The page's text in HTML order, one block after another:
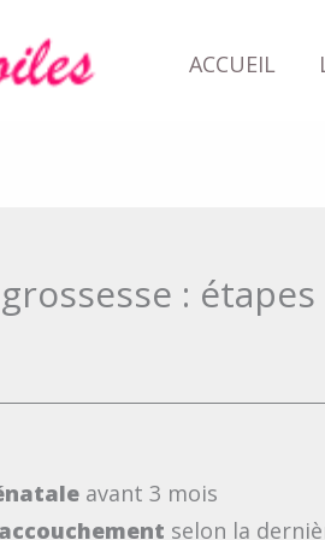
ACCUEIL
:
avant 3 mois
selon la